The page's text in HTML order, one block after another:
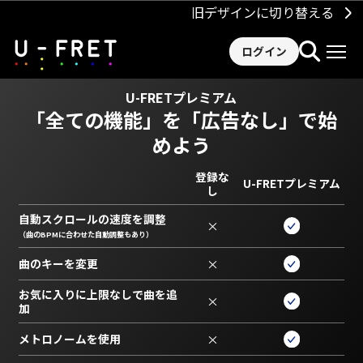
旧デザインに切り替える
ログイン
U-FRETプレミアム
「全ての機能」を 「広告なし」で始
めよう
登録な
し
U-FRETプレミアム
自動スクロールの速度を調整
（曲のBPMに合わせた自動調整もあり） ×
曲のキーを変更 ×
お気に入りに上限なしで曲を追
加
×
メトロノームを使用 ×